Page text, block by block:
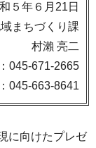
５年６月21日
まちづくり課
村瀨 亮二
045-671-2665
045-663-8641
に向けたプレゼ